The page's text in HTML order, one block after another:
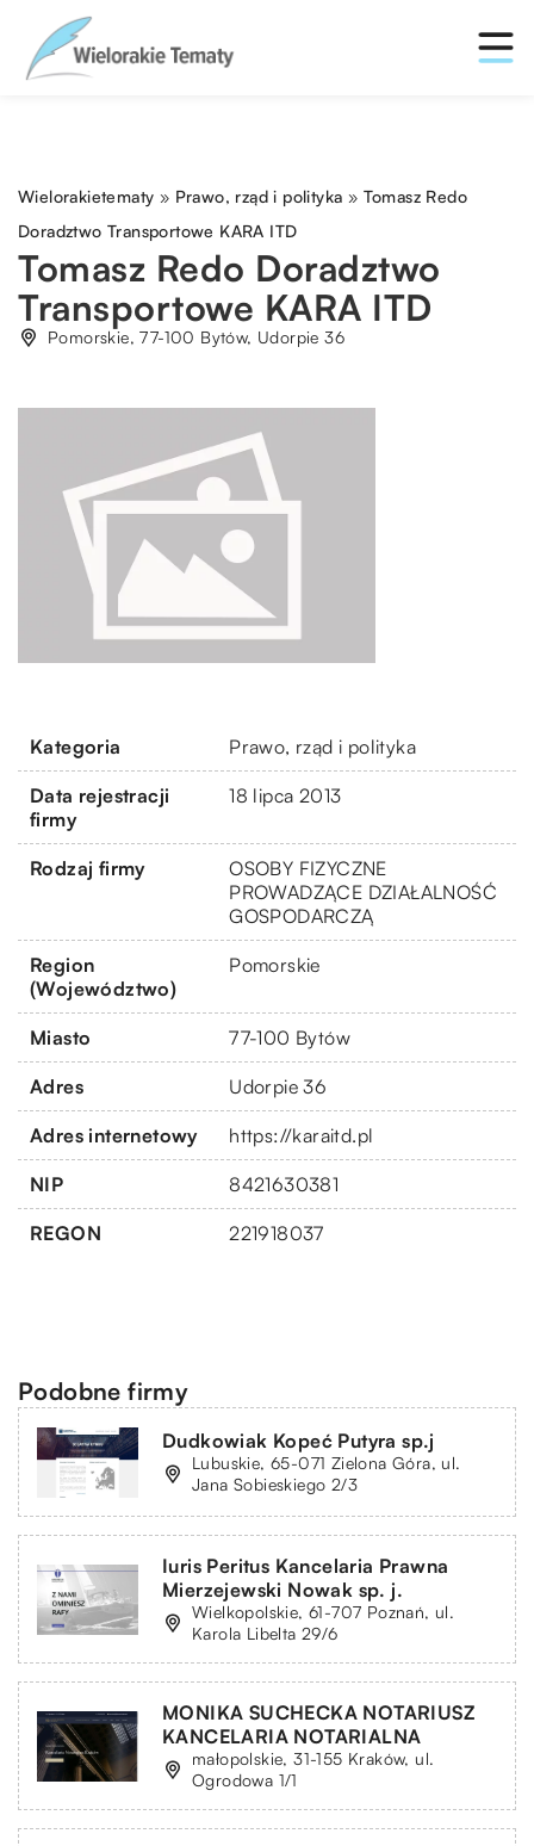
Wielorakietematy » Prawo, rząd i polityka » Tomasz Redo
Doradztwo Transportowe KARA ITD
Tomasz Redo Doradztwo
Transportowe KARA ITD
Pomorskie, 77-100 Bytów, Udorpie 36
Kategoria Prawo, rząd i polityka
Data rejestracji
firmy
18 lipca 2013
Rodzaj firmy
OSOBY FIZYCZNE
PROWADZĄCE DZIAŁALNOŚĆ
GOSPODARCZĄ
Region
(Województwo)
Pomorskie
Miasto 77-100 Bytów
Adres Udorpie 36
Adres internetowy https://karaitd.pl
NIP 8421630381
REGON 221918037
Podobne firmy
Dudkowiak Kopeć Putyra sp.j
Lubuskie, 65-071 Zielona Góra, ul.
Jana Sobieskiego 2/3
Iuris Peritus Kancelaria Prawna
Mierzejewski Nowak sp. j.
Wielkopolskie, 61-707 Poznań, ul.
Karola Libelta 29/6
MONIKA SUCHECKA NOTARIUSZ
KANCELARIA NOTARIALNA
małopolskie, 31-155 Kraków, ul.
Ogrodowa 1/1